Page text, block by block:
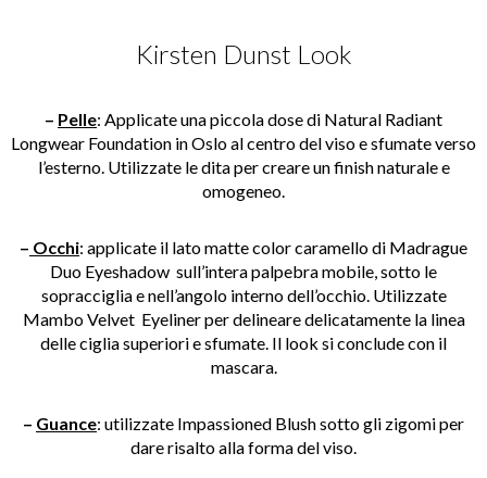
Kirsten Dunst Look
– Pelle: Applicate una piccola dose di Natural Radiant
Longwear Foundation in Oslo al centro del viso e sfumate verso
l’esterno. Utilizzate le dita per creare un finish naturale e
omogeneo.
– Occhi: applicate il lato matte color caramello di Madrague
Duo Eyeshadow sull’intera palpebra mobile, sotto le
sopracciglia e nell’angolo interno dell’occhio. Utilizzate
Mambo Velvet Eyeliner per delineare delicatamente la linea
delle ciglia superiori e sfumate. Il look si conclude con il
mascara.
– Guance: utilizzate Impassioned Blush sotto gli zigomi per
dare risalto alla forma del viso.